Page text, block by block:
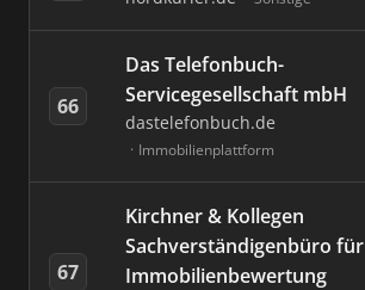
66
Das Telefonbuch-
Servicegesellschaft mbH
dastelefonbuch.de
Immobilienplattform
67
Kirchner & Kollegen
Sachverständigenbüro für
Immobilienbewertung